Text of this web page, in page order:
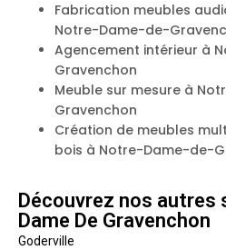
Fabrication meubles
Notre-Dame-de-
Agencement intérieur à
Gravenchon
Meuble sur mesure à
Gravenchon
Création de meubles
bois à Notre-Dame-de-
Découvrez nos autres
Dame De Gravenchon
Goderville